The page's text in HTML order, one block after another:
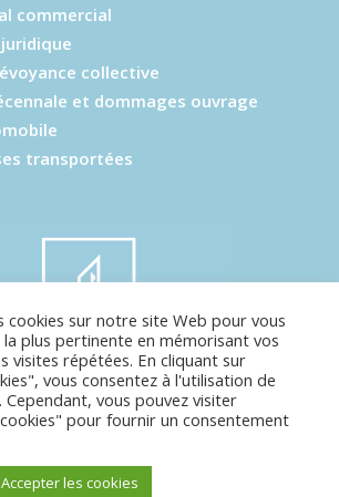
commercial
collective
et dommages ouvrage
transportées
–Réalisé par UTopWeb
cookies sur notre site Web pour vous
plus pertinente en mémorisant vos
visites répétées. En cliquant sur
vous consentez à l'utilisation de
Cependant, vous pouvez visiter
pour fournir un consentement
Accepter les cookies